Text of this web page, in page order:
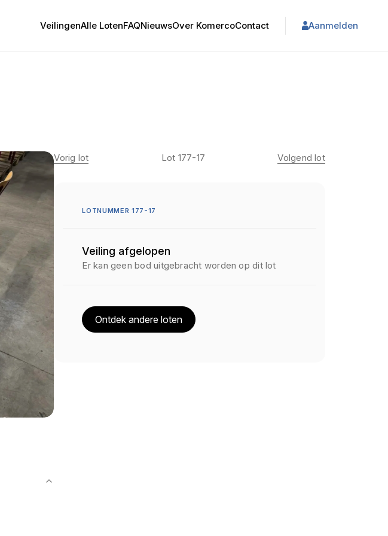
VeilingenAlle LotenFAQNieuwsOver KomercoContact Aanmelden
Vorig lot Lot 177-17 Volgend lot
LOTNUMMER 177-17
Veiling afgelopen
Er kan geen bod uitgebracht worden op dit lot
Ontdek andere loten